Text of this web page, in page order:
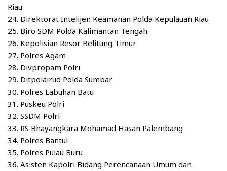
Riau
24. Direktorat Intelijen Keamanan Polda Kepulauan Riau
25. Biro SDM Polda Kalimantan Tengah
26. Kepolisian Resor Belitung Timur
27. Polres Agam
28. Divpropam Polri
29. Ditpolairud Polda Sumbar
30. Polres Labuhan Batu
31. Puskeu Polri
32. SSDM Polri
33. RS Bhayangkara Mohamad Hasan Palembang
34. Polres Bantul
35. Polres Pulau Buru
36. Asisten Kapolri Bidang Perencanaan Umum dan